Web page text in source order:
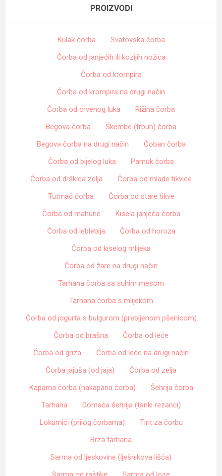
PROIZVODI
Kulak čorba
Svatovska čorba
Čorba od janjećih ili kozijih nožica
Čorba od krompira
Čorba od krompira na drugi način
Čorba od crvenog luka
Rižina čorba
Begova čorba
Škembe (trbuh) čorba
Begova čorba na drugi način
Čoban čorba
Čorba od bijelog luka
Pamuk čorba
Čorba od drškica zelja
Čorba od mlade tikvice
Tutmač čorba
Čorba od stare tikve
Čorba od mahune
Kisela janjeća čorba
Čorba od leblebija
Čorba od horoza
Čorba od kiselog mlijeka
Čorba od žare na drugi način
Tarhana čorba sa suhim mesom
Tarhana čorba s mlijekom
Čorba od jogurta s bulgurom (prebijenom pšenicom)
Čorba od brašna
Čorba od leće
Čorba od griza
Čorba od leće na drugi način
Čorba jajuša (od jaja)
Čorba od zelja
Kapama čorba (nakapana čorba)
Šehrija čorba
Tarhana
Domaća šehrija (tanki rezanci)
Lokumići (prilog čorbama)
Tirit za čorbu
Brza tarhana
Sarma od ljeskovine (lješnikova lišća)